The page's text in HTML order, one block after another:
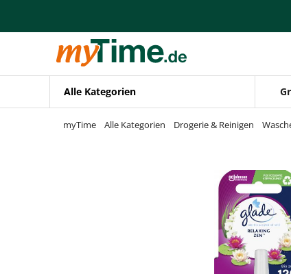
Zur Navigation springen
Zur Suche springen
Alle Kategorien
myTime Alle Kategorien Drogerie & Reinigen